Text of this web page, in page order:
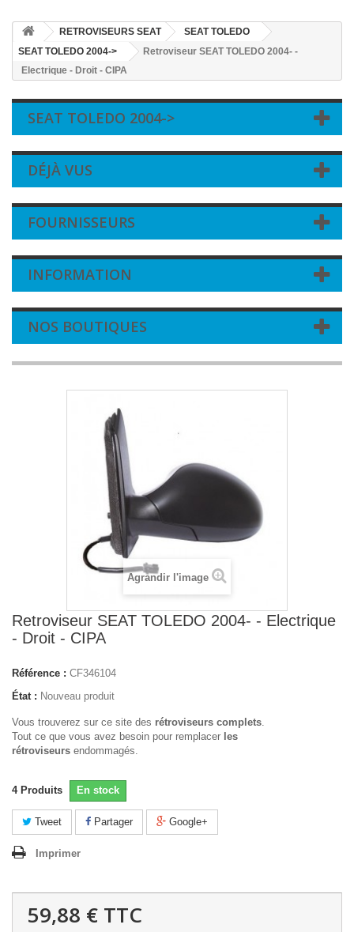
RETROVISEURS SEAT
SEAT TOLEDO
SEAT TOLEDO 2004->
Retroviseur SEAT TOLEDO 2004- -
Electrique - Droit - CIPA
SEAT TOLEDO 2004->
DÉJÀ VUS
FOURNISSEURS
INFORMATION
NOS BOUTIQUES
Agrandir l'image
Retroviseur SEAT TOLEDO 2004- - Electrique
- Droit - CIPA
Référence : CF346104
État : Nouveau produit
Vous trouverez sur ce site des rétroviseurs complets.
Tout ce que vous avez besoin pour remplacer les
rétroviseurs endommagés.
4 Produits En stock
Tweet Partager Google+
Imprimer
59,88 € TTC